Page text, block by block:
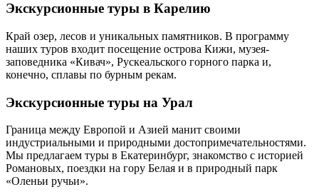
Экскурсионные туры в Карелию
Край озер, лесов и уникальных памятников. В программу
наших туров входит посещение острова Кижи, музея-
заповедника «Кивач», Рускеальского горного парка и,
конечно, сплавы по бурным рекам.
Экскурсионные туры на Урал
Граница между Европой и Азией манит своими
индустриальными и природными достопримечательностями.
Мы предлагаем туры в Екатеринбург, знакомство с историей
Романовых, поездки на гору Белая и в природный парк
«Оленьи ручьи».